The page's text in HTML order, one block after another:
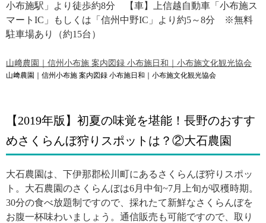
小布施駅」より徒歩約8分 【車】上信越自動車「小布施ス
マートIC」もしくは「信州中野IC」より約5～8分 ※無料
駐車場あり（約15台）
山﨑農園｜信州小布施 案内図録 小布施日和｜小布施文化観光協会
山﨑農園｜信州小布施 案内図録 小布施日和｜小布施文化観光協会
【2019年版】初夏の味覚を堪能！長野のおすす
めさくらんぼ狩りスポットは？②大石農園
大石農園は、 下伊那郡松川町にあるさくらんぼ狩りスポッ
ト。大石農園のさくらんぼは6月中旬~7月上旬が収穫時期。
30分の食べ放題制ですので、採れたて新鮮なさくらんぼを
お腹一杯味わいましょう。通信販売も可能ですので、取り